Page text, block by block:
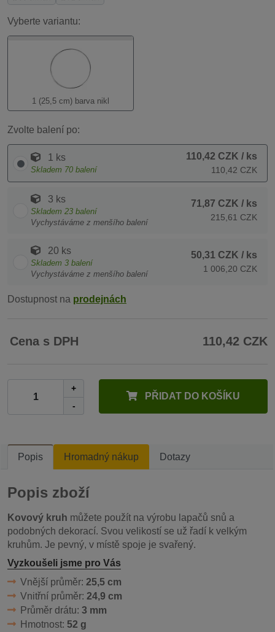
Vyberte variantu:
1 (25,5 cm) barva nikl
Zvolte balení po:
1 ks
Skladem 70 balení
110,42 CZK / ks
110,42 CZK
3 ks
Skladem 23 balení
Vychystáváme z menšího balení
71,87 CZK / ks
215,61 CZK
20 ks
Skladem 3 balení
Vychystáváme z menšího balení
50,31 CZK / ks
1 006,20 CZK
Dostupnost na prodejnách
Cena s DPH 110,42 CZK
+
-
PŘIDAT DO KOŠÍKU
Popis Hromadný nákup Dotazy
Popis zboží
Kovový kruh můžete použít na výrobu lapačů snů a
podobných dekorací. Svou velikostí se už řadí k velkým
kruhům. Je pevný, v místě spoje je svařený.
Vyzkoušeli jsme pro Vás
Vnější průměr: 25,5 cm
Vnitřní průměr: 24,9 cm
Průměr drátu: 3 mm
Hmotnost: 52 g